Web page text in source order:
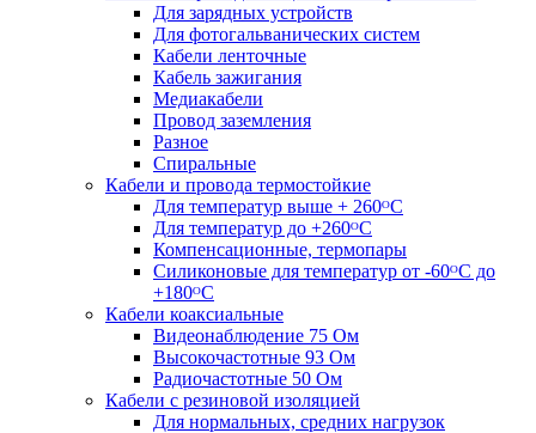
Для зарядных устройств
Для фотогальванических систем
Кабели ленточные
Кабель зажигания
Медиакабели
Провод заземления
Разное
Спиральные
Кабели и провода термостойкие
Для температур выше + 260ᴼС
Для температур до +260ᴼС
Компенсационные, термопары
Силиконовые для температур от -60ᴼC до
+180ᴼС
Кабели коаксиальные
Видеонаблюдение 75 Ом
Высокочастотные 93 Ом
Радиочастотные 50 Ом
Кабели с резиновой изоляцией
Для нормальных, средних нагрузок